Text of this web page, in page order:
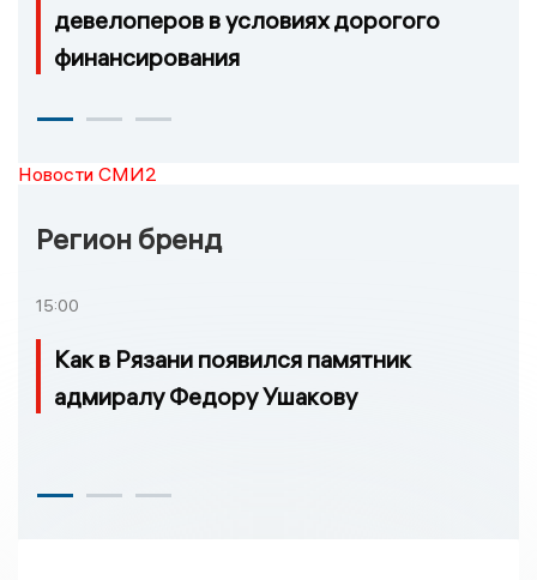
девелоперов в условиях дорогого
финансирования
Новости СМИ2
Регион бренд
15:00
Как в Рязани появился памятник
адмиралу Федору Ушакову